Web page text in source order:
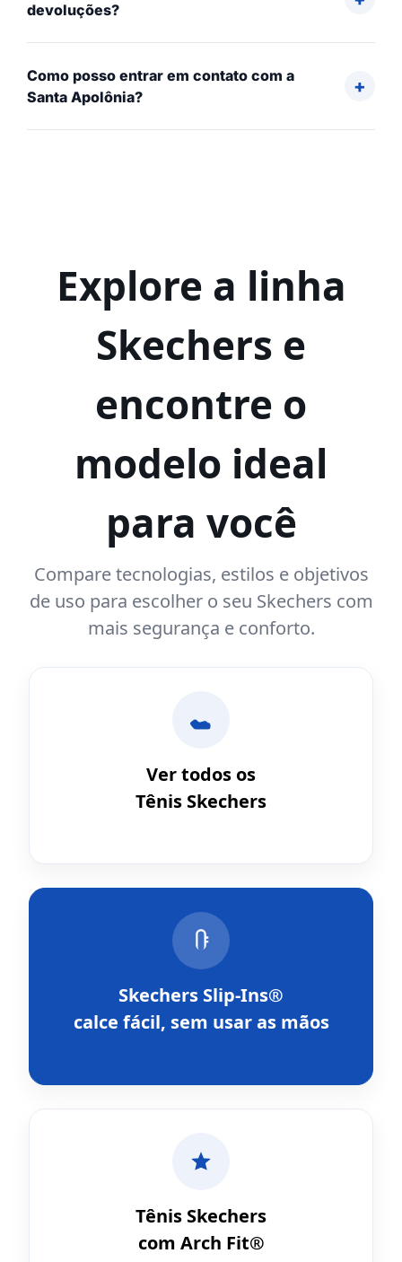
devoluções?
Como posso entrar em contato com a
Santa Apolônia?
Explore a linha
Skechers e
encontre o
modelo ideal
para você
Compare tecnologias, estilos e objetivos
de uso para escolher o seu Skechers com
mais segurança e conforto.
Ver todos os
Tênis Skechers
Skechers Slip-Ins®
calce fácil, sem usar as mãos
Tênis Skechers
com Arch Fit®